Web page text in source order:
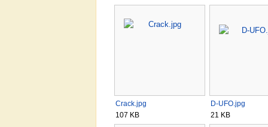
Crack.jpg
107 KB
D-UFO.jpg
21 KB